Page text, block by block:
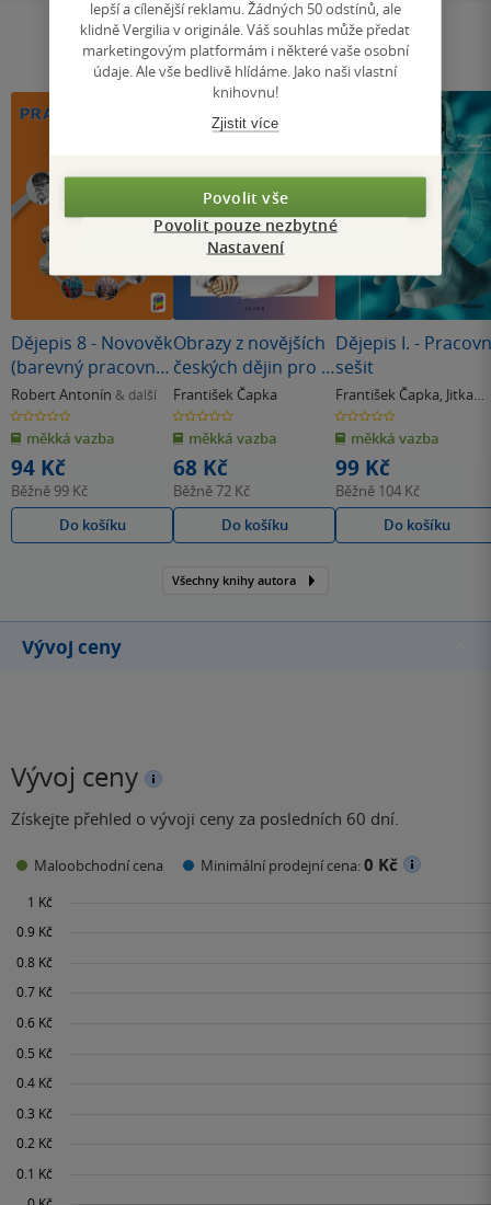
Dějepis 8 - Novověk
(barevný pracovní
sešit) (8-43)
Robert Antonín & další
0.0
z
5
hvězdiček
měkká vazba
94 Kč
Běžně 99 Kč
Do košíku
Obrazy z novějších
českých dějin pro 5.
ročník ZŠ
František Čapka
0.0
z
5
hvězdiček
měkká vazba
68 Kč
Běžně72 Kč
Do košíku
Dějepis I. -
sešit
František Čapka, Jitka
Lunerová
0.0
z
5
hvězdiček
měkká vazba
99 Kč
Běžně 104 Kč
Do košíku
Všechny knihy autora
Vývoj ceny
Vývoj ceny
Získejte přehled o vývoji ceny za posledních 60 dní.
Maloobchodní cena Minimální prodejní cena:0 Kč
lepší a cílenější reklamu. Žádných 50 odstínů, ale
klidně Vergilia v originále. Váš souhlas může předat
marketingovým platformám i některé vaše osobní
údaje. Ale vše bedlivě hlídáme. Jako naši vlastní
knihovnu!
Zjistit více
Povolit vše
Povolit pouze nezbytné
Nastavení